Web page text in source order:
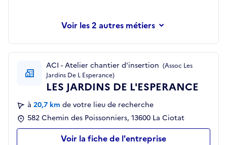
les 2 autres métiers
ACI - Atelier chantier d'insertion (Assoc Les
Jardins De L Esperance)
LES JARDINS DE L'ESPERANCE
à 20,7 km de votre lieu de recherche
582 Chemin des Poissonniers, 13600 La Ciotat
Voir la fiche de l'entreprise